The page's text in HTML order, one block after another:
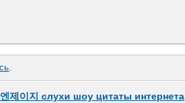
제이지 слухи шоу цитаты интернета